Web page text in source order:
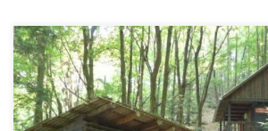
Mjesto održavanja: Medvednica, Planinarska
okolica Vrijeme održavanja: 30.11./01.12.